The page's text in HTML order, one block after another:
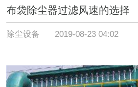
布袋除尘器过滤风速的选择
除尘设备 2019-08-23 04:02